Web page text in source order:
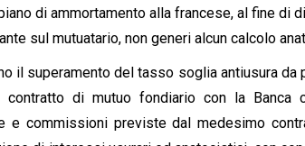
di ammortamento alla francese, al fine di
sul mutuatario, non generi alcun calcolo
il superamento del tasso soglia antiusura
di mutuo fondiario con la Banca
commissioni previste dal medesimo